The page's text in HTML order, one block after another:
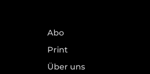
Abo
Print
Über uns